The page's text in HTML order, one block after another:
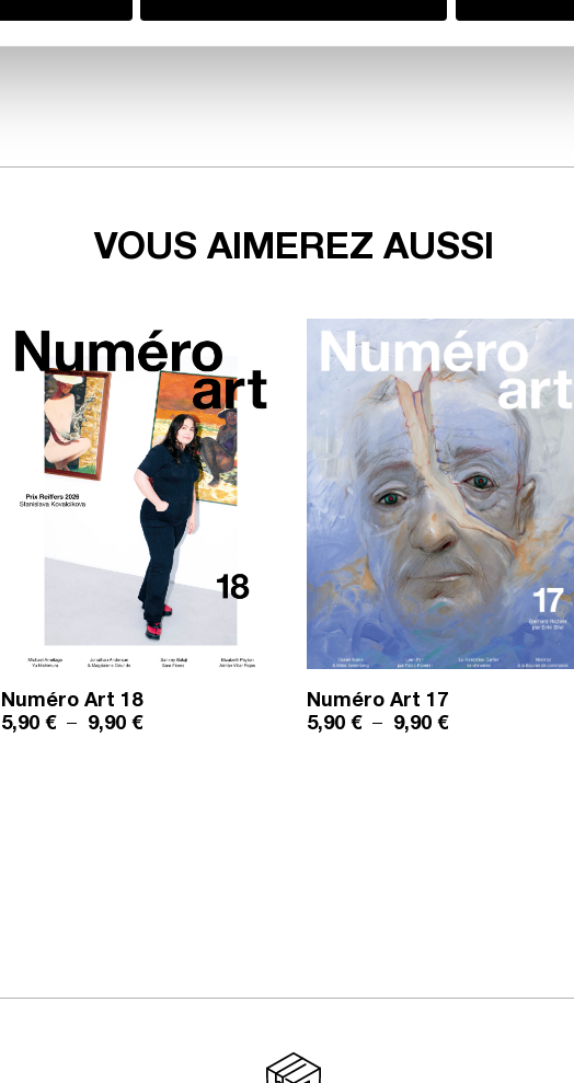
VOUS AIMEREZ AUSSI
€ à 9,90 €
Numéro Art 18
5,90 € – 9,90 €Plage de prix : 5,90 € à 9,90 €
Numéro Art 17
5,90 € – 9,90 €Plage de prix